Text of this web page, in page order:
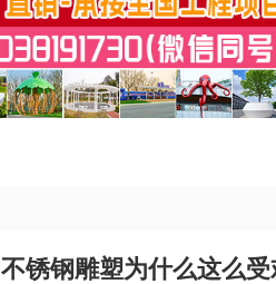
不锈钢雕塑为什么这么